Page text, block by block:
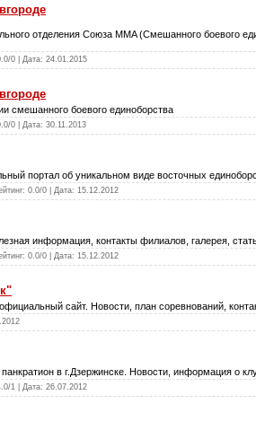
отделения Союза MMA (Смешанного боевого
0 | Дата: 24.01.2015
смешанного боевого единоборства
0 | Дата: 30.11.2013
портал об уникальном виде восточных
0.0/0 | Дата: 15.12.2012
информация, контакты филиалов, галерея,
0.0/0 | Дата: 15.12.2012
сайт. Новости, план соревнований,
в г.Дзержинске. Новости, информация о
1 | Дата: 26.07.2012